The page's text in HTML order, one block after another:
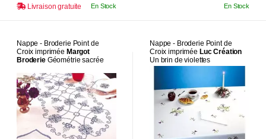
Livraison gratuite En Stock En Stock
Nappe - Broderie Point de
Croix imprimée Margot
BroderieGéométrie sacrée
Nappe - Broderie Point de
Croix imprimée Luc Création
Un brin de violettes